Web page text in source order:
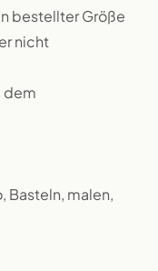
bestellter Größe
nicht
dem
Basteln, malen,